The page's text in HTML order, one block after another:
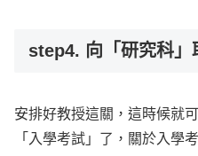
step4. 向「研究科」
安排好教授這關，這時候就
「入學考試」了，關於入學